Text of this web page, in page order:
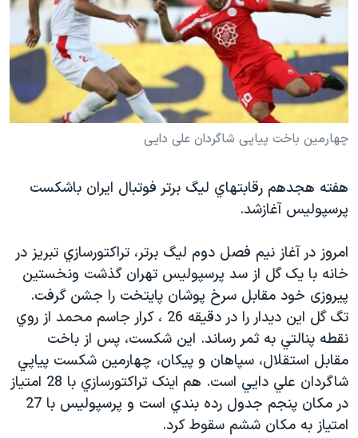
فرهنگ و زندگی
حقوق شهروندی
اقتصادی
علم و فناوری
آرشیو پخش زنده
مستندها
انتخابات ریاست جمهوری آمریکا ۲۰۲۴
حمله جمهوری اسلامی به اسرائیل
رمز مهسا
مجموعه مستندهای دادخواهی
تریبونال مردمی آبان ۹۸
دادگاه حمید نوری
چهل سال گروگان‌گیری
قانون شفافیت دارائی کادر رهبری ایران
اعتراضات مردمی آبان ۹۸
اسرائیل در جنگ
نرگس محمدی برنده جایزه نوبل صلح
همایش محافظه‌کاران آمریکا «سی‌پک»
دنبال کنید
زبانهای مختلف
چهارمین باخت پیاپی شاگردان علی دایی
هفته هجدهم رقابتهاي ليگ برتر فوتبال ايران باشکست
پرسپولیس آغازشد.
امروز در آغاز نیم فصل دوم ليگ برتر، تراكتورسازي تبريز در
خانه با یک گل از سد پرسپوليس تهران گذشت ونخستین
پیروزی خود مقابل سرخ پوشان پایتخت را جشن گرفت.
تگ گل اين ديدار را در دقيقه 26 ، كرار جاسم محمد از روي
نقطه پنالتي به ثمر رساند. اين شکست، پس از باخت
مقابل استقلال، سپاهان و پیکان، چهارمين شكست پياپي
شاگردان علي دايي است. هم اینک تراكتورسازي با 28 امتياز
در مکان پنجم جدول رده بندي است و پرسپوليس با 27
امتياز به مكان ششم سقوط كرد.